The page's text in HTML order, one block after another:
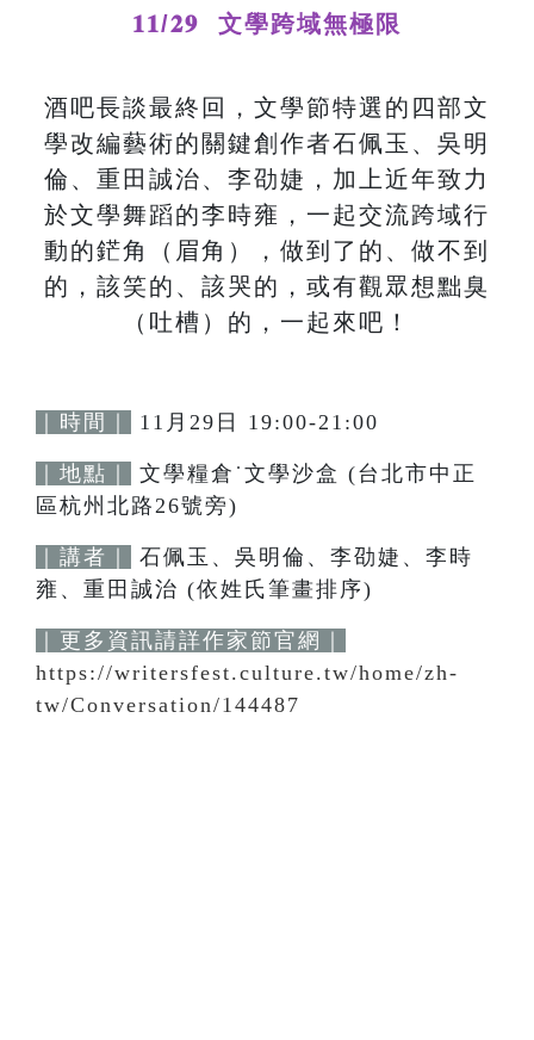
𝟏𝟏/𝟐𝟗 文學跨域無極限
酒吧長談最終回，文學節特選的四部文
學改編藝術的關鍵創作者石佩玉、吳明
倫、重田誠治、李劭婕，加上近年致力
於文學舞蹈的李時雍，一起交流跨域行
動的鋩角（眉角），做到了的、做不到
的，該笑的、該哭的，或有觀眾想黜臭
（吐槽）的，一起來吧！
｜時間｜ 11月29日 19:00-21:00
｜地點｜
文學糧倉˙文學沙盒 (台北市中正
區杭州北路26號旁)
｜講者｜
石佩玉、吳明倫、李劭婕、李時
雍、重田誠治 (依姓氏筆畫排序)
｜更多資訊請詳作家節官網｜
https://writersfest.culture.tw/home/zh-
tw/Conversation/144487